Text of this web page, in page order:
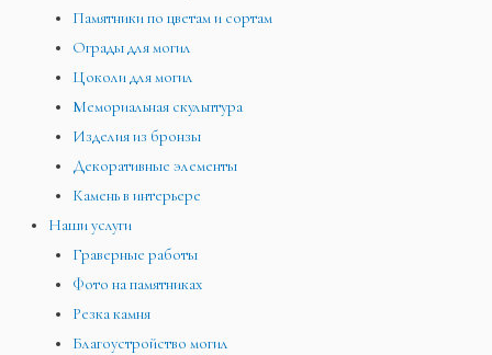
Памятники по цветам и сортам
Ограды для могил
Цоколи для могил
Мемориальная скульптура
Изделия из бронзы
Декоративные элементы
Камень в интерьере
Наши услуги
Граверные работы
Фото на памятниках
Резка камня
Благоустройство могил